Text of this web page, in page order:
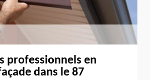
professionnels en
dans le 87